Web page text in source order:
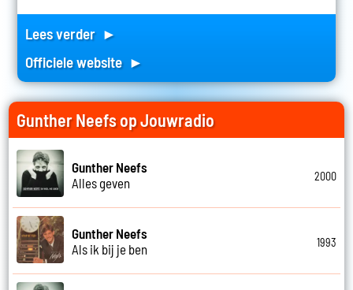
Lees verder ►
Officiele website ►
Gunther Neefs op Jouwradio
Gunther Neefs
Alles geven
2000
Gunther Neefs
Als ik bij je ben
1993